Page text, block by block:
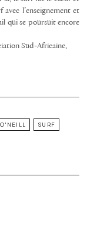
l’enseignement et
qui se poursuit encore
Sud-Africaine,
O'NEILL SURF